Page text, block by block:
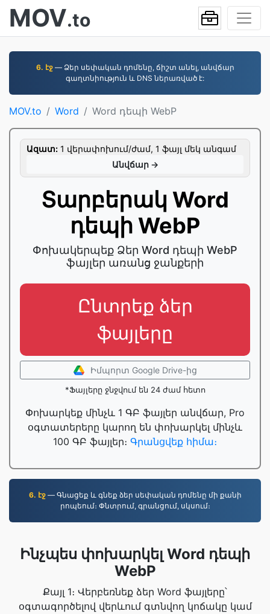
MOV.to
6. էջ— Ձեր սեփական դոմենը, ճիշտ անել, անվճար
գաղտնիություն և DNS ներառված է:
MOV.to Word Word դեպի WebP
Ազատ: 1 վերափոխում/ժամ, 1 ֆայլ մեկ անգամ
Անվճար →
Տարբերակ Word
դեպի WebP
Փոխակերպեք Ձեր Word դեպի WebP
ֆայլեր առանց ջանքերի
Ընտրեք ձեր
ֆայլերը
Իմպորտ Google Drive-ից
*Ֆայլերը ջնջվում են 24 ժամ հետո
Փոխարկեք մինչև 1 ԳԲ ֆայլեր անվճար, Pro
օգտատերերը կարող են փոխարկել մինչև
100 ԳԲ ֆայլեր։ Գրանցվեք հիմա։
6. էջ— Գնացեք և գնեք ձեր սեփական դոմենը մի քանի
րոպեում։ Փնտրում, գրանցում, սկսում։
Ինչպես փոխարկել Word դեպի
WebP
Քայլ 1։ Վերբեռնեք ձեր Word ֆայլերը՝
օգտագործելով վերևում գտնվող կոճակը կամ